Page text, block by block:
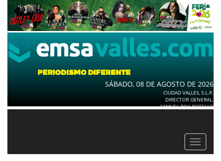
SÁBADO, 08 DE AGOSTO DE 2026
CIUDAD VALLES, S.L.P.
DIRECTOR GENERAL.
SAMUEL ROA BOTELLO
Toggle